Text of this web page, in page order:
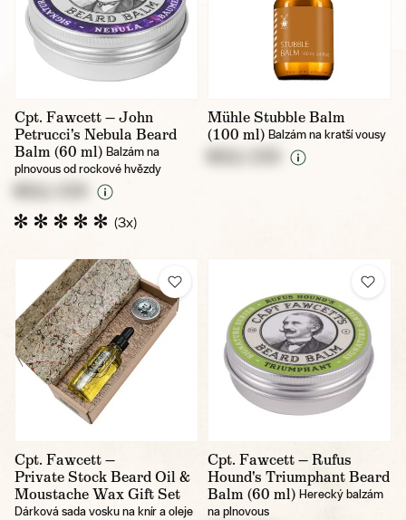
Cpt. Fawcett — John
Petrucci's Nebula Beard
Balm (60 ml) Balzám na
plnovous od rockové hvězdy
(3x)
Mühle Stubble Balm
(100 ml) Balzám na kratší vousy
Cpt. Fawcett —
Private Stock Beard Oil &
Moustache Wax Gift Set
Dárková sada vosku na knír a oleje
Cpt. Fawcett — Rufus
Hound's Triumphant Beard
Balm (60 ml) Herecký balzám
na plnovous